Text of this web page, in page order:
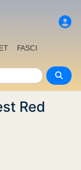
FASCI
Red